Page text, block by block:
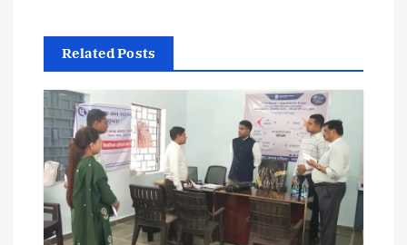
g
a
t
Related Posts